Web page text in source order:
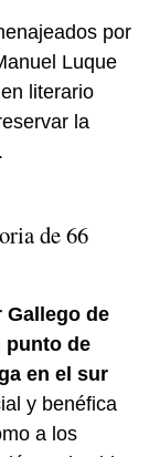
por
Luque
literario
la
de 66
Gallego de
punto de
en el sur
y benéfica
a los